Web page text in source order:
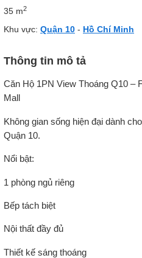
35 m2
Khu vực: Quận 10 - Hồ Chí Minh
Thông tin mô tả
Căn Hộ 1PN View Thoáng Q10 –
Mall
Không gian sống hiện đại dành
Quận 10.
Nổi bật:
1 phòng ngủ riêng
Bếp tách biệt
Nội thất đầy đủ
Thiết kế sáng thoáng